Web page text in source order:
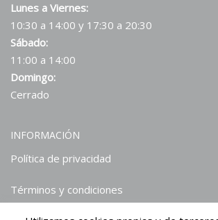
Lunes a Viernes:
10:30 a 14:00 y 17:30 a 20:30
Sábado:
11:00 a 14:00
Domingo:
Cerrado
INFORMACIÓN
Política de privacidad
Términos y condiciones